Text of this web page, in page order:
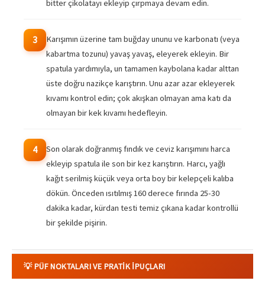
bitter çikolatayı ekleyip çırpmaya devam edin.
3
Karışımın üzerine tam buğday ununu ve karbonatı (veya
kabartma tozunu) yavaş yavaş, eleyerek ekleyin. Bir
spatula yardımıyla, un tamamen kaybolana kadar alttan
üste doğru nazikçe karıştırın. Unu azar azar ekleyerek
kıvamı kontrol edin; çok akışkan olmayan ama katı da
olmayan bir kek kıvamı hedefleyin.
4
Son olarak doğranmış fındık ve ceviz karışımını harca
ekleyip spatula ile son bir kez karıştırın. Harcı, yağlı
kağıt serilmiş küçük veya orta boy bir kelepçeli kalıba
dökün. Önceden ısıtılmış 160 derece fırında 25-30
dakika kadar, kürdan testi temiz çıkana kadar kontrollü
bir şekilde pişirin.
💡 PÜF NOKTALARI VE PRATIK İPUÇLARI